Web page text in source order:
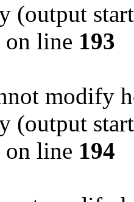
(output
on line 193
modify
(output
on line 194